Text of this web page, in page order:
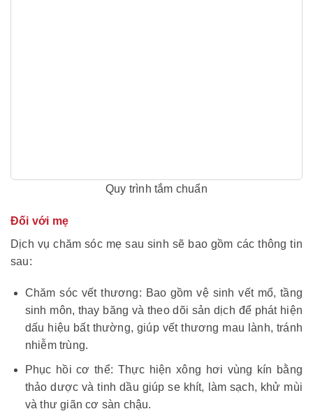
Quy trình tắm chuẩn
Đối với mẹ
Dịch vụ chăm sóc mẹ sau sinh sẽ bao gồm các thông tin
sau:
Chăm sóc vết thương: Bao gồm vệ sinh vết mổ, tầng
sinh môn, thay băng và theo dõi sản dịch để phát hiện
dấu hiệu bất thường, giúp vết thương mau lành, tránh
nhiễm trùng.
Phục hồi cơ thể: Thực hiện xông hơi vùng kín bằng
thảo dược và tinh dầu giúp se khít, làm sạch, khử mùi
và thư giãn cơ sàn chậu.